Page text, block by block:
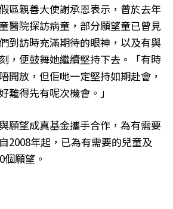
區親善大使謝承恩表示，曾於去年
醫院探訪病童，部分願望童已曾見
到訪時充滿期待的眼神，以及有與
，便鼓舞她繼續堅持下去。「有時
開放，但佢哋一定堅持如期赴會，
難得先有呢次機會。」
願望成真基金攜手合作，為有需要
2008年起，已為有需要的兒童及
願望。